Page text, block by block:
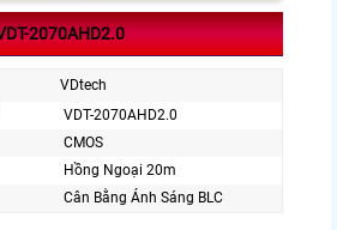
2070AHD2.0
VDtech
VDT-2070AHD2.0
CMOS
Hồng Ngoại 20m
Cân Bằng Ánh Sáng BLC